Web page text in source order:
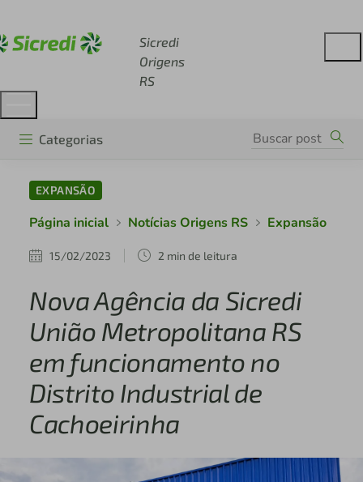
Sicredi
Origens
RS
Categorias
EXPANSÃO
Página inicial Notícias Origens RS Expansão
15/02/2023 2 min de leitura
Nova Agência da Sicredi
União Metropolitana RS
em funcionamento no
Distrito Industrial de
Cachoeirinha